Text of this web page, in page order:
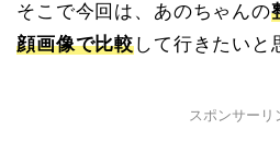
そこで今回は、あのちゃんの
顔画像で比較して行きたいと
スポンサーリ